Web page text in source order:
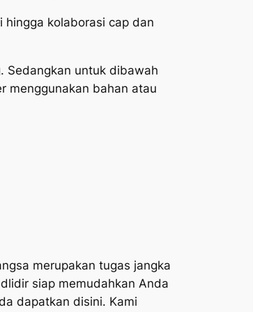
kolaborasi cap dan
Sedangkan untuk dibawah
menggunakan bahan atau
merupakan tugas jangka
siap memudahkan Anda
dapatkan disini. Kami